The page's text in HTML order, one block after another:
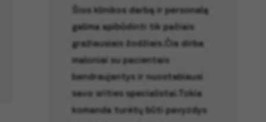
Šios klinikos darbą ir personalą
galima apibūdinti tik pačiais
gražiausiais žodžiais.Čia dirba
maloniai su pacientais
bendraujantys ir nuostabiausi
savo srities specialistai.Tokia
komanda turėtų būti pavyzdys